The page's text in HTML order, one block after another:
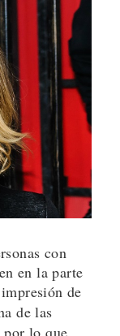
con
en la parte
de
de las
por lo que